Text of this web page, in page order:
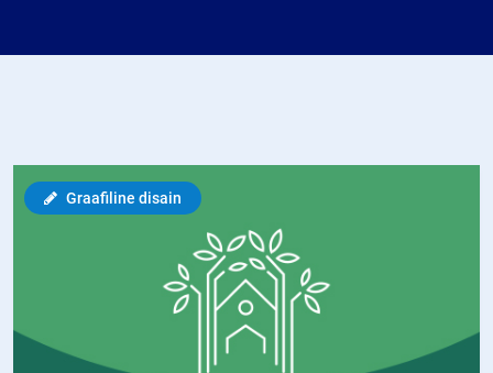
Graafiline disain